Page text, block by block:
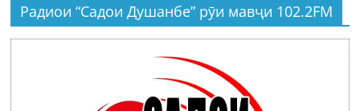
Радиои “Садои Душанбе” рӯи мавҷи 102.2FM